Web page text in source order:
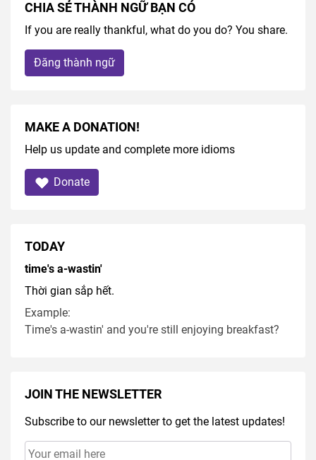
CHIA SẺ THÀNH NGỮ BẠN CÓ
If you are really thankful, what do you do? You share.
Đăng thành ngữ
MAKE A DONATION!
Help us update and complete more idioms
Donate
TODAY
time's a-wastin'
Thời gian sắp hết.
Example:
Time's a-wastin' and you're still enjoying breakfast?
JOIN THE NEWSLETTER
Subscribe to our newsletter to get the latest updates!